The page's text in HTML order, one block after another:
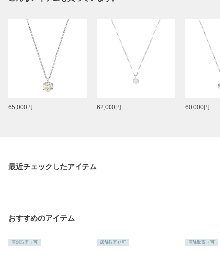
65,000円 62,000円 60,000円
最近チェックしたアイテム
おすすめのアイテム
店舗取寄せ可 店舗取寄せ可 店舗取寄せ可